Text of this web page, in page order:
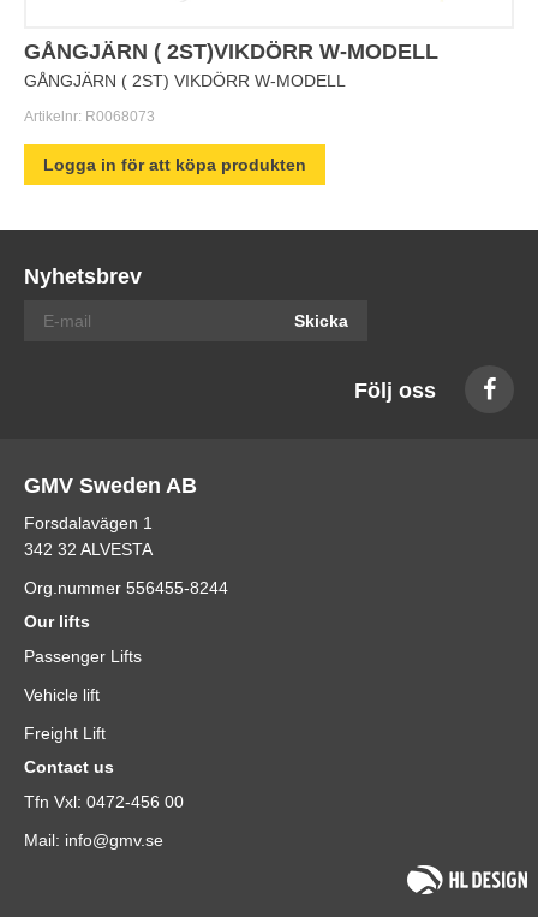
GÅNGJÄRN ( 2ST)VIKDÖRR W-MODELL
GÅNGJÄRN ( 2ST) VIKDÖRR W-MODELL
Artikelnr: R0068073
Logga in för att köpa produkten
Nyhetsbrev
Skicka
Följ oss
GMV Sweden AB
Forsdalavägen 1
342 32 ALVESTA
Org.nummer 556455-8244
Our lifts
Passenger Lifts
Vehicle lift
Freight Lift
Contact us
Tfn Vxl: 0472-456 00
Mail: info@gmv.se